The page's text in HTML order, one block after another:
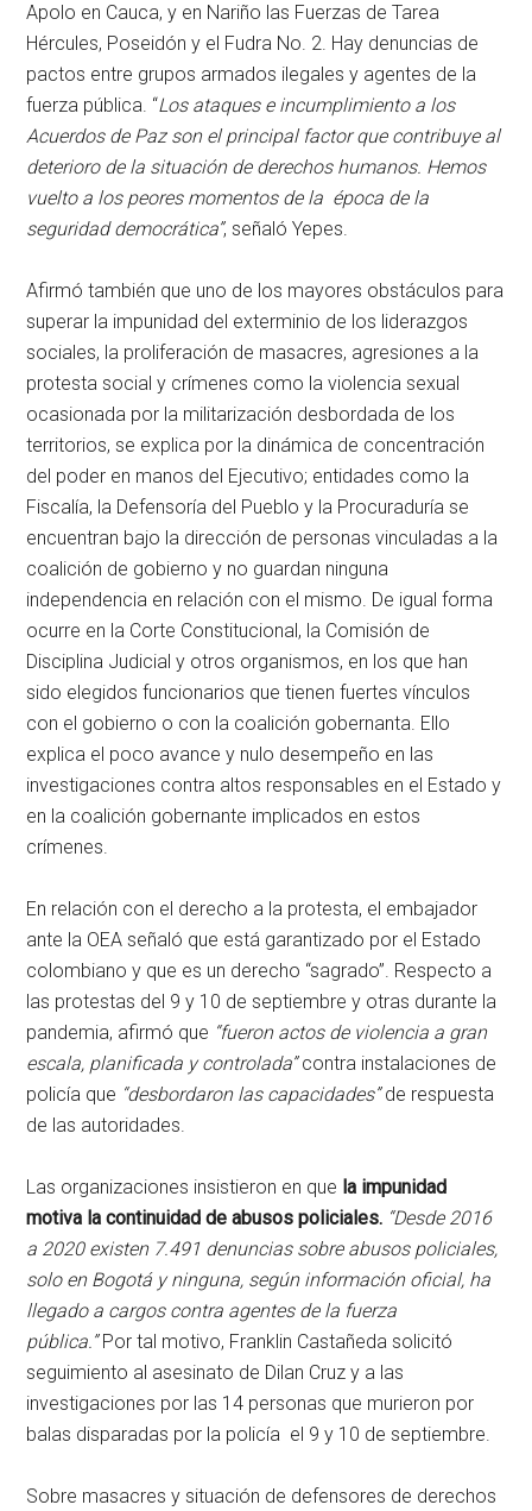
Apolo en Cauca, y en Nariño las Fuerzas de Tarea
Hércules, Poseidón y el Fudra No. 2. Hay denuncias de
pactos entre grupos armados ilegales y agentes de la
fuerza pública. “Los ataques e incumplimiento a los
Acuerdos de Paz son el principal factor que contribuye al
deterioro de la situación de derechos humanos. Hemos
vuelto a los peores momentos de la época de la
seguridad democrática”, señaló Yepes.
Afirmó también que uno de los mayores obstáculos para
superar la impunidad del exterminio de los liderazgos
sociales, la proliferación de masacres, agresiones a la
protesta social y crímenes como la violencia sexual
ocasionada por la militarización desbordada de los
territorios, se explica por la dinámica de concentración
del poder en manos del Ejecutivo; entidades como la
Fiscalía, la Defensoría del Pueblo y la Procuraduría se
encuentran bajo la dirección de personas vinculadas a la
coalición de gobierno y no guardan ninguna
independencia en relación con el mismo. De igual forma
ocurre en la Corte Constitucional, la Comisión de
Disciplina Judicial y otros organismos, en los que han
sido elegidos funcionarios que tienen fuertes vínculos
con el gobierno o con la coalición gobernanta. Ello
explica el poco avance y nulo desempeño en las
investigaciones contra altos responsables en el Estado y
en la coalición gobernante implicados en estos
crímenes.
En relación con el derecho a la protesta, el embajador
ante la OEA señaló que está garantizado por el Estado
colombiano y que es un derecho “sagrado”. Respecto a
las protestas del 9 y 10 de septiembre y otras durante la
pandemia, afirmó que “fueron actos de violencia a gran
escala, planificada y controlada”contra instalaciones de
policía que “desbordaron las capacidades”de respuesta
de las autoridades.
Las organizaciones insistieron en que la impunidad
motiva la continuidad de abusos policiales. “Desde 2016
a 2020 existen 7.491 denuncias sobre abusos policiales,
solo en Bogotá y ninguna, según información oficial, ha
llegado a cargos contra agentes de la fuerza
pública.” Por tal motivo, Franklin Castañeda solicitó
seguimiento al asesinato de Dilan Cruz y a las
investigaciones por las 14 personas que murieron por
balas disparadas por la policía el 9 y 10 de septiembre.
Sobre masacres y situación de defensores de derechos